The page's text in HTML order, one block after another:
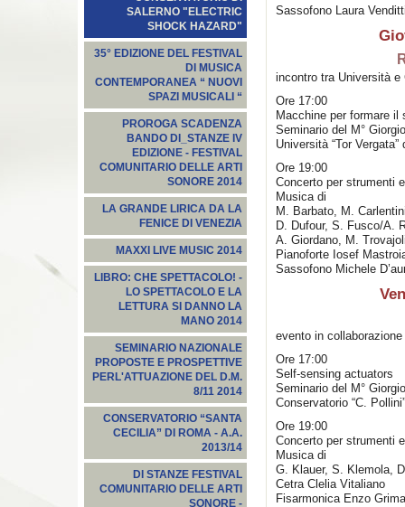
SALERNO "ELECTRIC
SHOCK HAZARD"
35° EDIZIONE DEL FESTIVAL
DI MUSICA
CONTEMPORANEA “ NUOVI
SPAZI MUSICALI “
PROROGA SCADENZA
BANDO DI_STANZE IV
EDIZIONE - FESTIVAL
COMUNITARIO DELLE ARTI
SONORE 2014
LA GRANDE LIRICA DA LA
FENICE DI VENEZIA
MAXXI LIVE MUSIC 2014
LIBRO: CHE SPETTACOLO! -
LO SPETTACOLO E LA
LETTURA SI DANNO LA
MANO 2014
SEMINARIO NAZIONALE
PROPOSTE E PROSPETTIVE
PERL'ATTUAZIONE DEL D.M.
8/11 2014
CONSERVATORIO “SANTA
CECILIA” DI ROMA - A.A.
2013/14
DI STANZE FESTIVAL
COMUNITARIO DELLE ARTI
SONORE -
Sassofono Laura
incontro tra Università e
Ore 17:00
Macchine per formare il
Seminario del M°
Università “Tor Vergata”
Ore 19:00
Concerto per strumenti
Musica di
M. Barbato, M.
D. Dufour, S. Fusco/A.
A. Giordano, M.
Pianoforte Iosef
Sassofono Michele
evento in
Ore 17:00
Self-sensing actuators
Seminario del M°
Conservatorio “C.
Ore 19:00
Concerto per strumenti
Musica di
G. Klauer, S. Klemola,
Cetra Clelia Vitaliano
Fisarmonica Enzo